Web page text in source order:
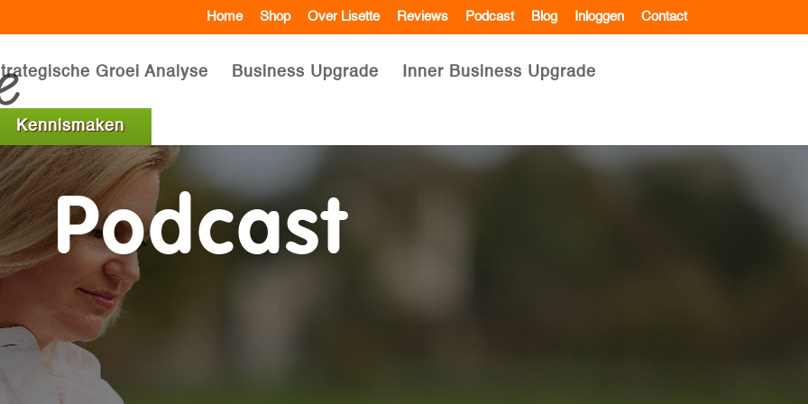
Home Shop Over Lisette Reviews Podcast Blog Inloggen Contact
Groei Analyse Business Upgrade Inner Business Upgrade
Kennismaken
Podcast